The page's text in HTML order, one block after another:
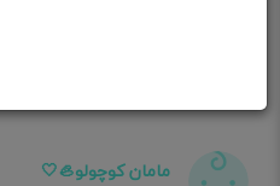
مامان کوچولو🦪🤍